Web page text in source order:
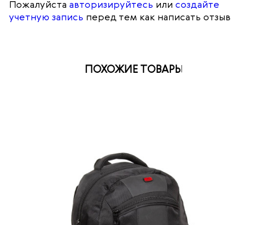
Пожалуйста авторизируйтесь или создайте
учетную запись перед тем как написать отзыв
ПОХОЖИЕ ТОВАРЫ